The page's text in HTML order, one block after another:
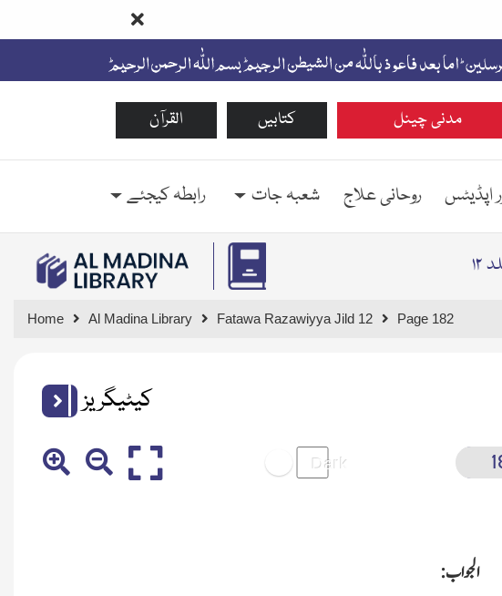
القرآن کتابیں مدنی چینل
اپڈیٹس روحانی علاج شعبہ جات رابطہ کیجئے
Home Al Madina Library Fatawa Razawiyya Jild 12 Page 182
کیٹیگریز
الجواب: